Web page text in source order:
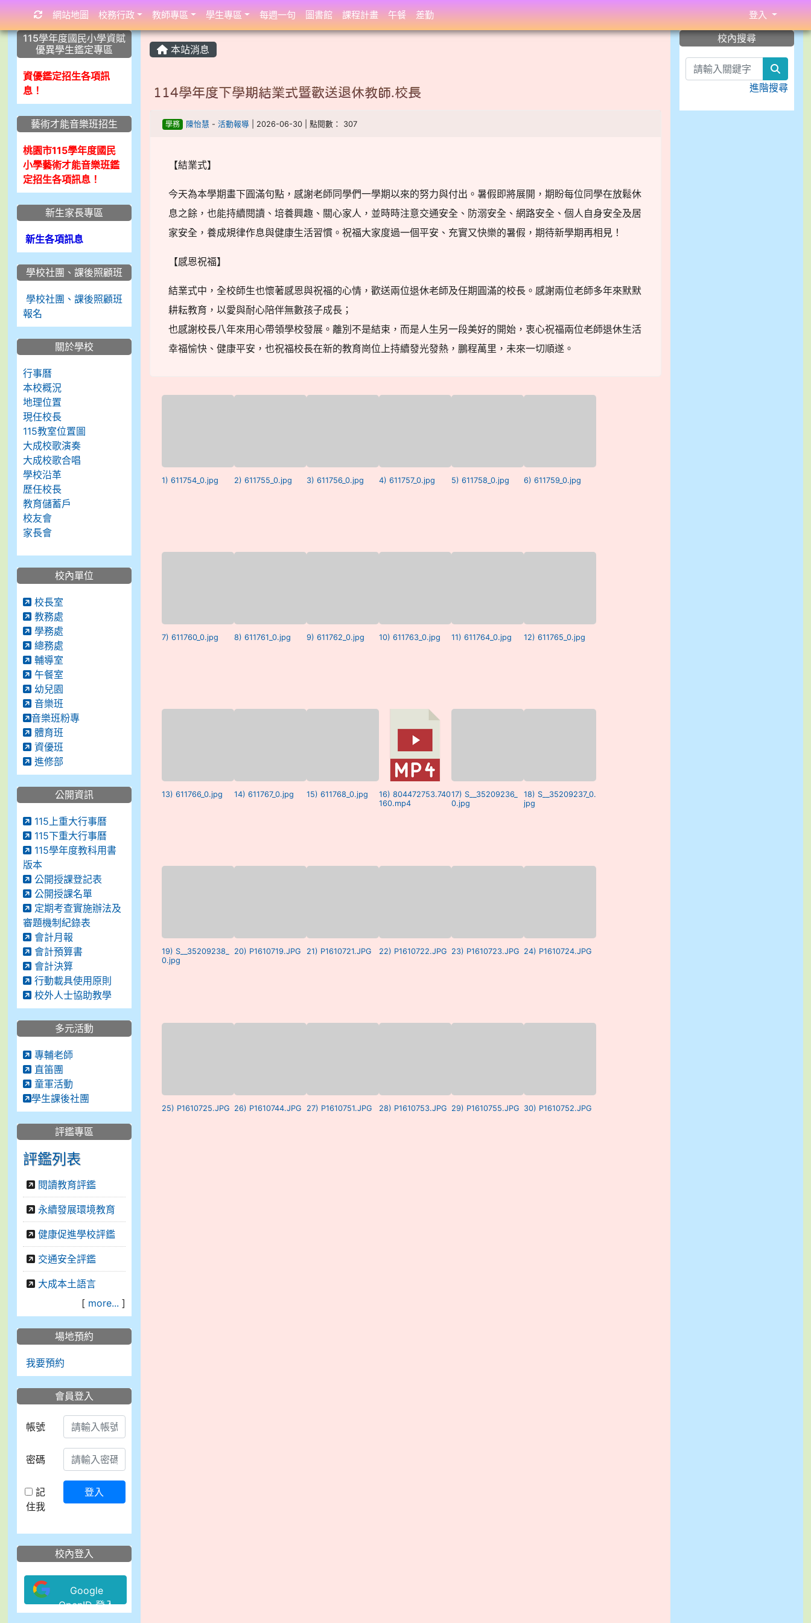
:::
本站消息
114學年度下學期結業式暨歡送退休教師.校長
學務 陳怡慧 - 活動報導| 2026-06-30 | 點閱數： 307
【結業式】
今天為本學期畫下圓滿句點，感謝老師同學們一學期以來的努力與付出。暑假即將展開，期盼每位同學在放鬆休
息之餘，也能持續閱讀、培養興趣、關心家人，並時時注意交通安全、防溺安全、網路安全、個人自身安全及居
家安全，養成規律作息與健康生活習慣。祝福大家度過一個平安、充實又快樂的暑假，期待新學期再相見！
【感恩祝福】
結業式中，全校師生也懷著感恩與祝福的心情，歡送兩位退休老師及任期圓滿的校長。感謝兩位老師多年來默默
耕耘教育，以愛與耐心陪伴無數孩子成長；
也感謝校長八年來用心帶領學校發展。離別不是結束，而是人生另一段美好的開始，衷心祝福兩位老師退休生活
幸福愉快、健康平安，也祝福校長在新的教育崗位上持續發光發熱，鵬程萬里，未來一切順遂。
1) 611754_0.jpg 2) 611755_0.jpg 3) 611756_0.jpg 4) 611757_0.jpg 5) 611758_0.jpg 6) 611759_0.jpg
7) 611760_0.jpg 8) 611761_0.jpg 9) 611762_0.jpg 10) 611763_0.jpg 11) 611764_0.jpg 12) 611765_0.jpg
13) 611766_0.jpg 14) 611767_0.jpg 15) 611768_0.jpg
16) 804472753.740
160.mp4
17) S__35209236_
0.jpg
18) S__35209237_0.
jpg
19) S__35209238_
0.jpg
20) P1610719.JPG 21) P1610721.JPG 22) P1610722.JPG 23) P1610723.JPG 24) P1610724.JPG
25) P1610725.JPG 26) P1610744.JPG 27) P1610751.JPG 28) P1610753.JPG 29) P1610755.JPG 30) P1610752.JPG
:::115學年度國民小學資賦
優異學生鑑定專區
資優鑑定招生各項訊
息！
藝術才能音樂班招生
桃園市115學年度國民
小學藝術才能音樂班鑑
定招生各項訊息！
新生家長專區
新生各項訊息
學校社團、課後照顧班
學校社團、課後照顧班
報名
關於學校
行事曆
本校概況
地理位置
現任校長
115教室位置圖
大成校歌演奏
大成校歌合唱
學校沿革
歷任校長
教育儲蓄戶
校友會
家長會
校內單位
校長室
教務處
學務處
總務處
輔導室
午餐室
幼兒園
音樂班
音樂班粉專
體育班
資優班
進修部
公開資訊
115上重大行事曆
115下重大行事曆
115學年度教科用書
版本
公開授課登記表
公開授課名單
定期考查實施辦法及
審題機制紀錄表
會計月報
會計預算書
會計決算
行動載具使用原則
校外人士協助教學
多元活動
專輔老師
直笛團
童軍活動
學生課後社團
評鑑專區
評鑑列表
閱讀教育評鑑
永續發展環境教育
健康促進學校評鑑
交通安全評鑑
大成本土語言
[ more... ]
場地預約
我要預約
會員登入
帳號
密碼
記
住我
登入
校內登入
Google
OpenID 登入
::: 校內搜尋
進階搜尋
::: 網站地圖 校務行政 教師專區 學生專區 每週一句 圖書館 課程計畫 午餐 差勤 登入